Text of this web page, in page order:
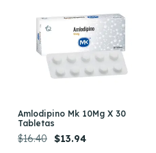
Amlodipino Mk 10Mg X 30
Tabletas
$16.40 $13.94